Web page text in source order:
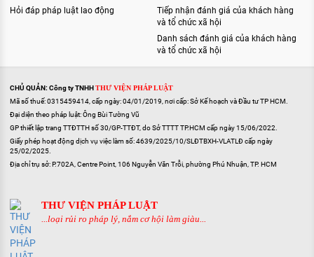
Hỏi đáp pháp luật lao động
Tiếp nhận đánh giá của khách hàng
và tổ chức xã hội
Danh sách đánh giá của khách hàng
và tổ chức xã hội
CHỦ QUẢN: Công ty TNHHTHƯ VIỆN PHÁP LUẬT
Mã số thuế: 0315459414, cấp ngày: 04/01/2019, nơi cấp: Sở Kế hoạch và Đầu tư TP HCM.
Đại diện theo pháp luật: Ông Bùi Tường Vũ
GP thiết lập trang TTĐTTH số 30/GP-TTĐT, do Sở TTTT TP.HCM cấp ngày 15/06/2022.
Giấy phép hoạt động dịch vụ việc làm số: 4639/2025/10/SLĐTBXH-VLATLĐ cấp ngày
25/02/2025.
Địa chỉ trụ sở: P.702A, Centre Point, 106 Nguyễn Văn Trỗi, phường Phú Nhuận, TP. HCM
THƯ VIỆN PHÁP LUẬT
...loại rủi ro pháp lý, nắm cơ hội làm giàu...